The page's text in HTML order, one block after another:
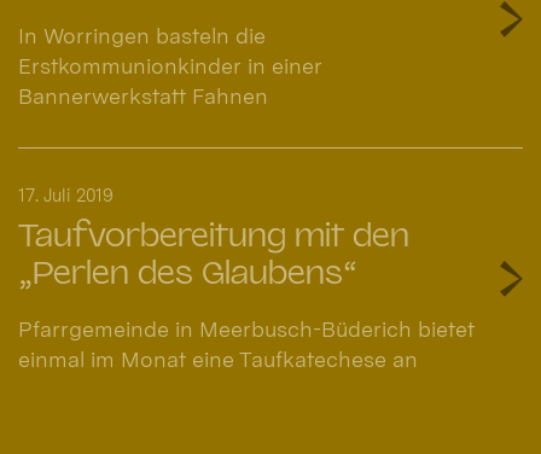
In Worringen basteln die
Erstkommunionkinder in einer
Bannerwerkstatt Fahnen
Taufvorbereitung mit den
„Perlen des Glaubens“
17. Juli 2019
Pfarrgemeinde in Meerbusch-Büderich bietet
einmal im Monat eine Taufkatechese an